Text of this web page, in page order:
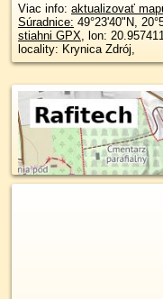
Viac info: aktualizovať
Súradnice: 49°23'40"N,
stiahni GPX, lon:
locality: Krynica Zdrój,